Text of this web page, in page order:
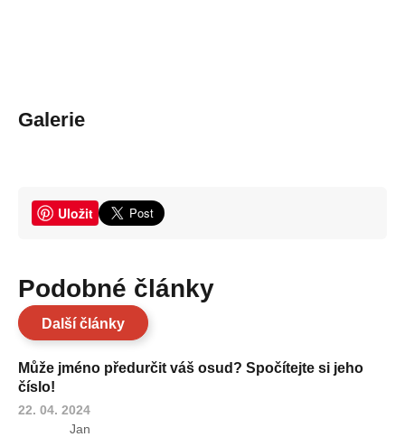
Galerie
Uložit
Podobné články
Další články
Může jméno předurčit váš osud? Spočítejte si jeho
číslo!
22. 04. 2024
Jan